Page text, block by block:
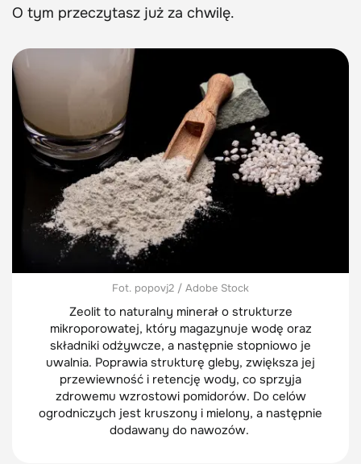
O tym przeczytasz już za chwilę.
Fot. popovj2 / Adobe Stock
Zeolit to naturalny minerał o strukturze
mikroporowatej, który magazynuje wodę oraz
składniki odżywcze, a następnie stopniowo je
uwalnia. Poprawia strukturę gleby, zwiększa jej
przewiewność i retencję wody, co sprzyja
zdrowemu wzrostowi pomidorów. Do celów
ogrodniczych jest kruszony i mielony, a następnie
dodawany do nawozów.